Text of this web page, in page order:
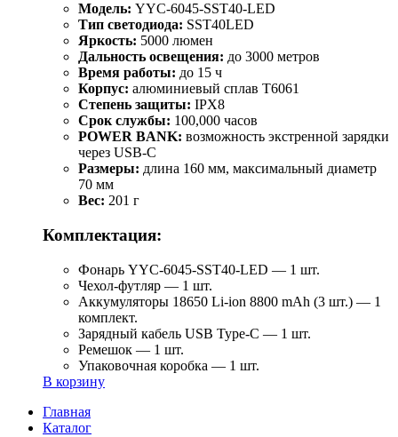
Модель: YYC-6045-SST40-LED
Тип светодиода: SST40LED
Яркость: 5000 люмен
Дальность освещения: до 3000 метров
Время работы: до 15 ч
Корпус: алюминиевый сплав T6061
Степень защиты: IPX8
Срок службы: 100,000 часов
POWER BANK: возможность экстренной зарядки
через USB-C
Размеры: длина 160 мм, максимальный диаметр
70 мм
Вес: 201 г
Комплектация:
Фонарь YYC-6045-SST40-LED — 1 шт.
Чехол-футляр — 1 шт.
Аккумуляторы 18650 Li-ion 8800 mAh (3 шт.) — 1
комплект.
Зарядный кабель USB Type-C — 1 шт.
Ремешок — 1 шт.
Упаковочная коробка — 1 шт.
В корзину
Главная
Каталог